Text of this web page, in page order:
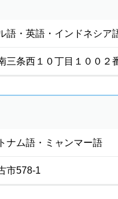
語・英語・インドネシア
三条西１０丁目１００
ナム語・ミャンマー語
市578-1